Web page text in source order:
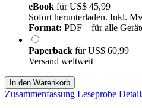
eBook fürUS$ 45,99
Sofort herunterladen. Inkl.
Format: PDF – für alle
Paperback fürUS$ 60,99
Versand weltweit
In den Warenkorb
Zusammenfassung Leseprobe